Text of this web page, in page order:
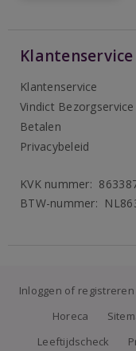
Klantenservice
Klantenservice
Vindict Bezorgservice
Betalen
Privacybeleid
KVK nummer:
BTW-nummer:
Inloggen of registreren
Horeca
Leeftijdscheck